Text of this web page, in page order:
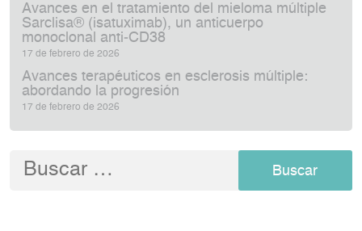
Avances en el tratamiento del mieloma múltiple
Sarclisa® (isatuximab), un anticuerpo
monoclonal anti‑CD38
17 de febrero de 2026
Avances terapéuticos en esclerosis múltiple:
abordando la progresión
17 de febrero de 2026
Buscar: